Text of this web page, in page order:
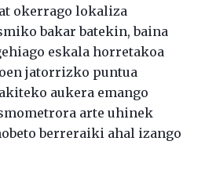
okerrago lokaliza
bakar batekin, baina
eskala horretakoa
jatorrizko puntua
aukera emango
arte uhinek
berreraiki ahal izango